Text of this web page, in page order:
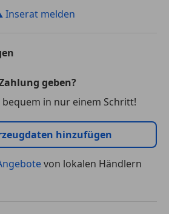
Inserat melden
geben?
in nur einem Schritt!
hinzufügen
von lokalen Händlern